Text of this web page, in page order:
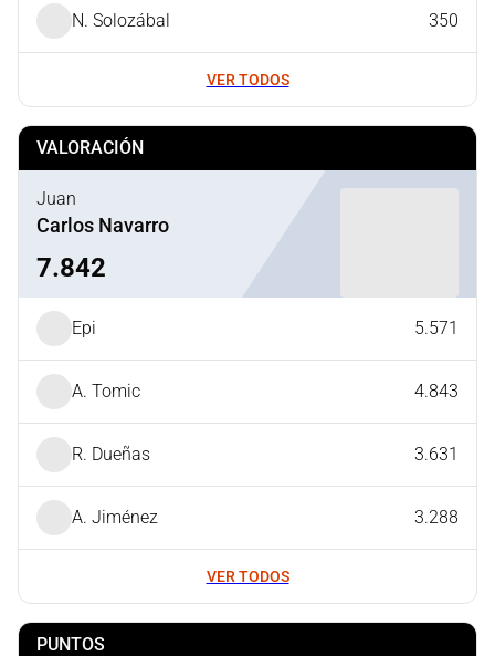
N. Solozábal 350
VER TODOS
VALORACIÓN
Juan
Carlos Navarro
7.842
Epi 5.571
A. Tomic 4.843
R. Dueñas 3.631
A. Jiménez 3.288
VER TODOS
PUNTOS